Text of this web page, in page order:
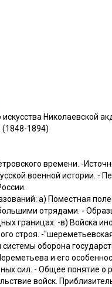
Николаевской
1894)
времени. -
военной истории. -
а) Поместная
отрядами. -
границах. -в) Войска
строя. -
оборона
и его
сил. - Общее понятие о
войск.